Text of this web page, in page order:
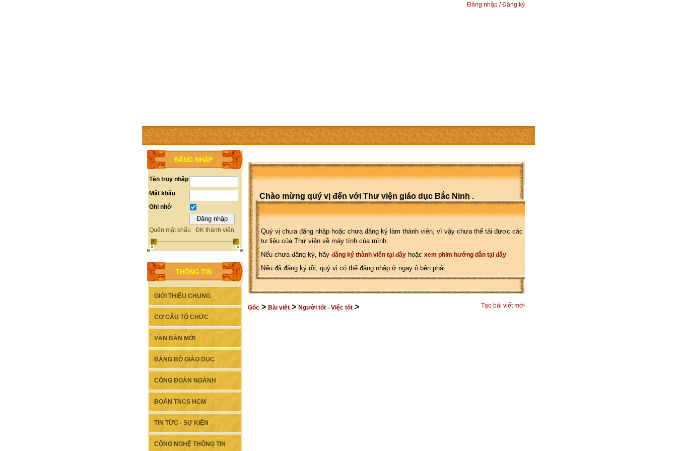
Đăng nhập / Đăng ký
TRANG CHỦ THÀNH VIÊN TRỢ GIÚP LIÊN HỆ CÁC TRANG TRỰC THUỘC LIÊN KẾT
ĐĂNG NHẬP
Tên truy nhập
Mật khẩu
Ghi nhớ
Quên mật khẩu ĐK thành viên
THÔNG TIN
GIỚI THIỆU CHUNG
CƠ CẤU TỔ CHỨC
VĂN BẢN MỚI
ĐẢNG BỘ GIÁO DỤC
CÔNG ĐOÀN NGÀNH
ĐOÀN TNCS HCM
TIN TỨC - SỰ KIỆN
CÔNG NGHỆ THÔNG TIN
Chào mừng quý vị đến với Thư viện giáo dục Bắc Ninh .
Quý vị chưa đăng nhập hoặc chưa đăng ký làm thành viên, vì vậy chưa thể tải được các
tư liệu của Thư viện về máy tính của mình.
Nếu chưa đăng ký, hãy đăng ký thành viên tại đây hoặc xem phim hướng dẫn tại đây
Nếu đã đăng ký rồi, quý vị có thể đăng nhập ở ngay ô bên phải.
Gốc > Bài viết > Người tốt - Việc tốt > Tạo bài viết mới